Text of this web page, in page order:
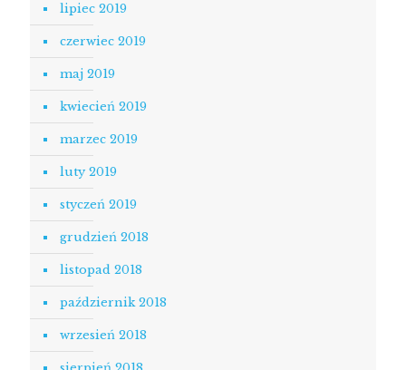
lipiec 2019
czerwiec 2019
maj 2019
kwiecień 2019
marzec 2019
luty 2019
styczeń 2019
grudzień 2018
listopad 2018
październik 2018
wrzesień 2018